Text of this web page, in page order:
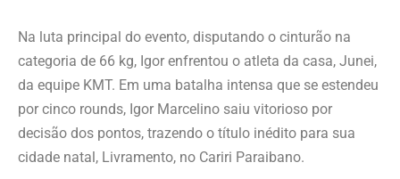
Na luta principal do evento, disputando o cinturão na
categoria de 66 kg, Igor enfrentou o atleta da casa, Junei,
da equipe KMT. Em uma batalha intensa que se estendeu
por cinco rounds, Igor Marcelino saiu vitorioso por
decisão dos pontos, trazendo o título inédito para sua
cidade natal, Livramento, no Cariri Paraibano.